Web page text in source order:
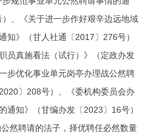
、《关于进一步作好艰辛边远地域
知》（甘人社通〔2017〕276号）
员真施看法（试行）》（定政办发
步优化事业单元岗亭办理战公然聘
〕208号）、《委机构委员会办
通知》（甘编办发〔2023〕16号）
然聘请的法子，择优聘任必然数量